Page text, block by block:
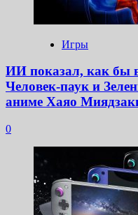
Игры
ИИ показал, как бы
Человек-паук и
аниме Хаяо
0